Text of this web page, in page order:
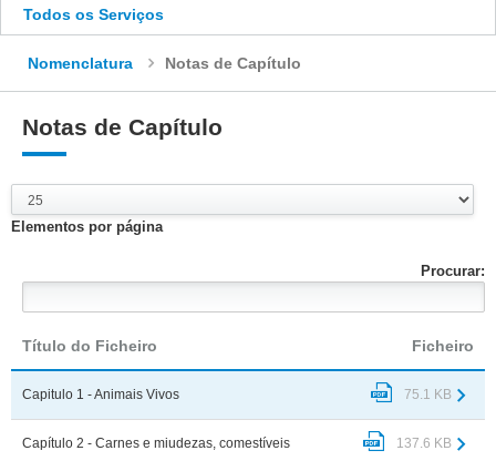
Todos os Serviços
Nomenclatura Notas de Capítulo
Notas de Capítulo
Elementos por página
Procurar:
Título do Ficheiro Ficheiro
Capitulo 1 - Animais Vivos 75.1 KB
Capítulo 2 - Carnes e miudezas, comestíveis 137.6 KB